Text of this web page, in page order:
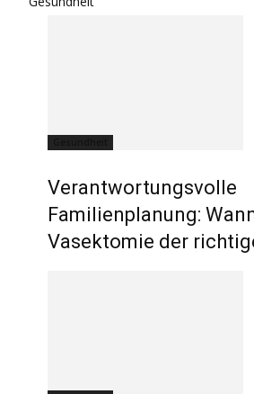
Verantwortungsvolle
Familienplanung:
Vasektomie der